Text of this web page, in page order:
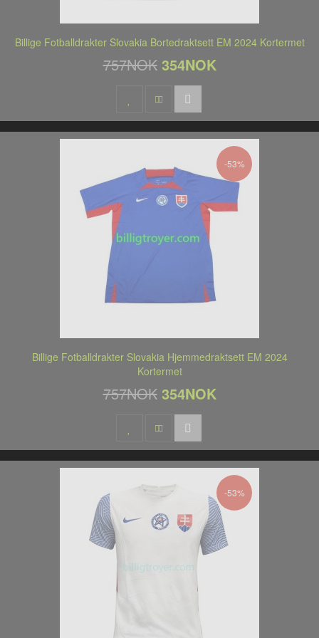
Billige Fotballdrakter Slovakia Bortedraktsett EM 2024 Kortermet
757NOK 354NOK
-53%
Billige Fotballdrakter Slovakia Hjemmedraktsett EM 2024
Kortermet
757NOK 354NOK
-53%